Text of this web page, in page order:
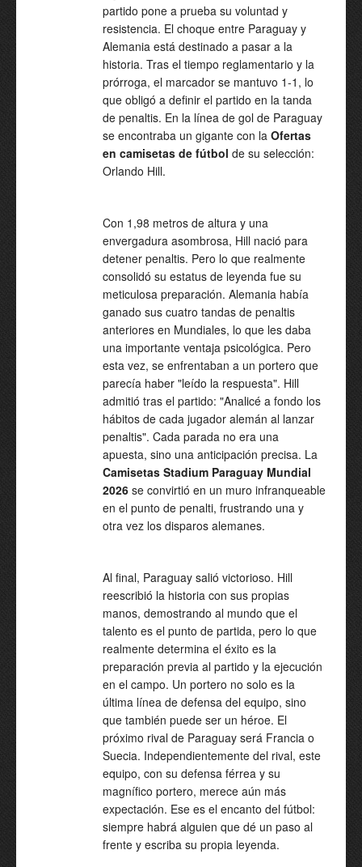
partido pone a prueba su voluntad y
resistencia. El choque entre Paraguay y
Alemania está destinado a pasar a la
historia. Tras el tiempo reglamentario y la
prórroga, el marcador se mantuvo 1-1, lo
que obligó a definir el partido en la tanda
de penaltis. En la línea de gol de Paraguay
se encontraba un gigante con la Ofertas
en camisetas de fútbol de su selección:
Orlando Hill.
Con 1,98 metros de altura y una
envergadura asombrosa, Hill nació para
detener penaltis. Pero lo que realmente
consolidó su estatus de leyenda fue su
meticulosa preparación. Alemania había
ganado sus cuatro tandas de penaltis
anteriores en Mundiales, lo que les daba
una importante ventaja psicológica. Pero
esta vez, se enfrentaban a un portero que
parecía haber "leído la respuesta". Hill
admitió tras el partido: "Analicé a fondo los
hábitos de cada jugador alemán al lanzar
penaltis". Cada parada no era una
apuesta, sino una anticipación precisa. La
Camisetas Stadium Paraguay Mundial
2026 se convirtió en un muro infranqueable
en el punto de penalti, frustrando una y
otra vez los disparos alemanes.
Al final, Paraguay salió victorioso. Hill
reescribió la historia con sus propias
manos, demostrando al mundo que el
talento es el punto de partida, pero lo que
realmente determina el éxito es la
preparación previa al partido y la ejecución
en el campo. Un portero no solo es la
última línea de defensa del equipo, sino
que también puede ser un héroe. El
próximo rival de Paraguay será Francia o
Suecia. Independientemente del rival, este
equipo, con su defensa férrea y su
magnífico portero, merece aún más
expectación. Ese es el encanto del fútbol:
siempre habrá alguien que dé un paso al
frente y escriba su propia leyenda.